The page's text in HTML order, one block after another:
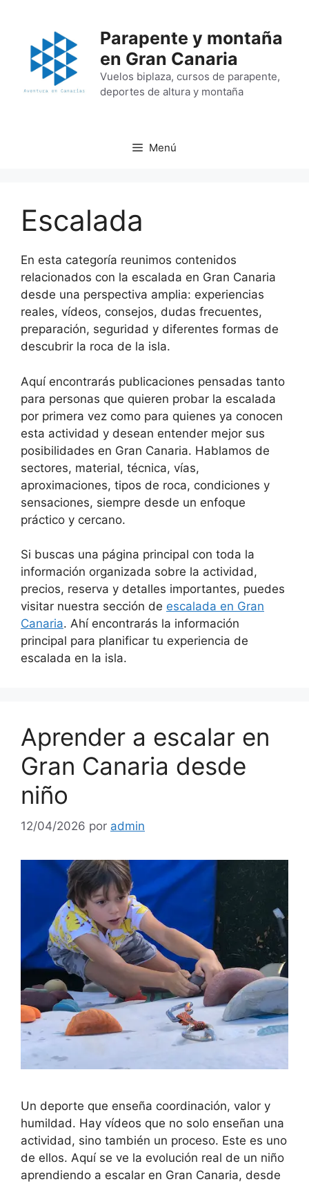
contenido
Parapente y montaña
en Gran Canaria
Vuelos biplaza, cursos de parapente,
deportes de altura y montaña
Menú
Escalada
En esta categoría reunimos contenidos
relacionados con la escalada en Gran Canaria
desde una perspectiva amplia: experiencias
reales, vídeos, consejos, dudas frecuentes,
preparación, seguridad y diferentes formas de
descubrir la roca de la isla.
Aquí encontrarás publicaciones pensadas tanto
para personas que quieren probar la escalada
por primera vez como para quienes ya conocen
esta actividad y desean entender mejor sus
posibilidades en Gran Canaria. Hablamos de
sectores, material, técnica, vías,
aproximaciones, tipos de roca, condiciones y
sensaciones, siempre desde un enfoque
práctico y cercano.
Si buscas una página principal con toda la
información organizada sobre la actividad,
precios, reserva y detalles importantes, puedes
visitar nuestra sección de escalada en Gran
Canaria. Ahí encontrarás la información
principal para planificar tu experiencia de
escalada en la isla.
Aprender a escalar en
Gran Canaria desde
niño
12/04/2026 por admin
Un deporte que enseña coordinación, valor y
humildad. Hay vídeos que no solo enseñan una
actividad, sino también un proceso. Este es uno
de ellos. Aquí se ve la evolución real de un niño
aprendiendo a escalar en Gran Canaria, desde